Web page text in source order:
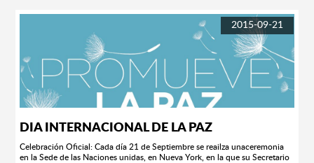
2015-09-21
DIA INTERNACIONAL DE LA PAZ
Celebración Oficial: Cada día 21 de Septiembre se reailza unaceremonia
en la Sede de las Naciones unidas, en Nueva York, en la que su Secretario